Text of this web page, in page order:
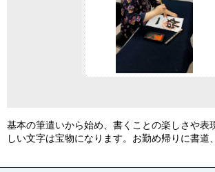
基本の筆遣いから始め、書くことの楽しさや表
しい文字は宝物になります。お勤め帰りに書道